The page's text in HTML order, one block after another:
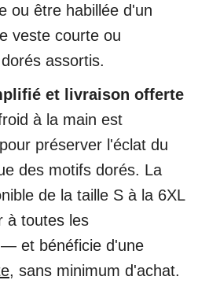
ou être habillée d'un
veste courte ou
assortis.
et livraison offerte
à la main est
préserver l'éclat du
des motifs dorés. La
de la taille S à la 6XL
à toutes les
et bénéficie d'une
, sans minimum d'achat.